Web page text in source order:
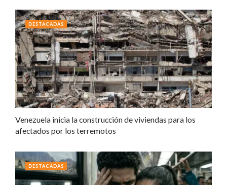
Venezuela inicia la construcción de viviendas para los
afectados por los terremotos
DESTACADAS
DESTACADAS